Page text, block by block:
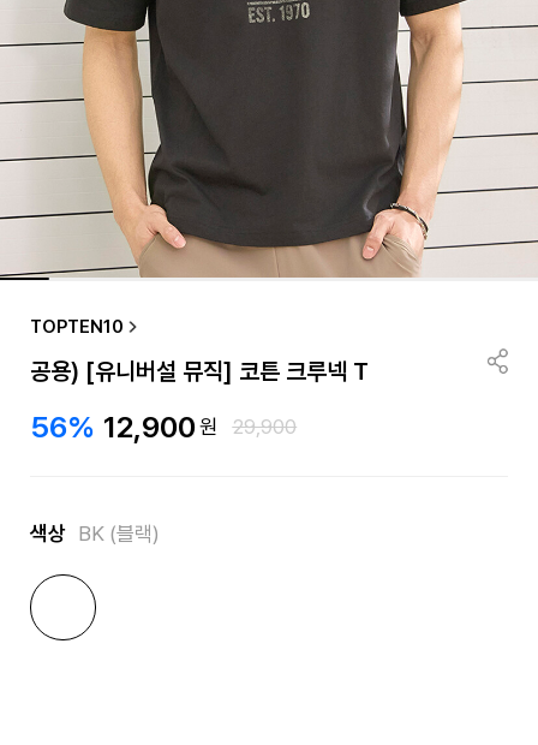
TOPTEN10
공용) [유니버설 뮤직] 코튼 크루넥 T
56% 12,900원 29,900
색상 BK (블랙)